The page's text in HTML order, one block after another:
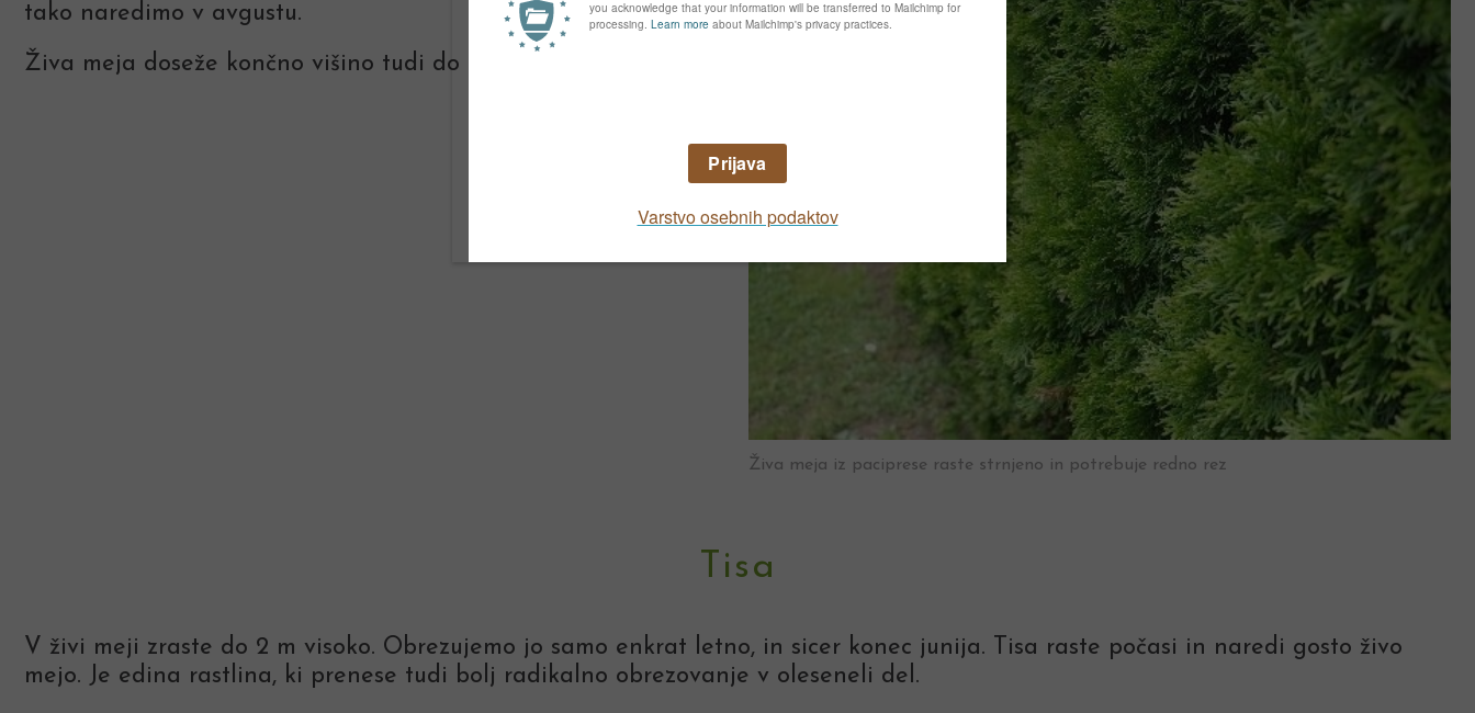
tako naredimo v avgustu.
Živa meja doseže končno višino tudi do 3 m.
Živa meja iz paciprese raste strnjeno in potrebuje redno rez
Tisa
V živi meji zraste do 2 m visoko. Obrezujemo jo samo enkrat letno, in sicer konec junija. Tisa raste počasi in naredi gosto živo
mejo. Je edina rastlina, ki prenese tudi bolj radikalno obrezovanje v oleseneli del.